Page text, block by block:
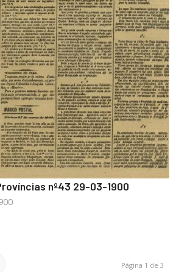
nº43 29-03-1900
Página 1 de 3